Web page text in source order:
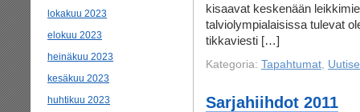
lokakuu 2023
elokuu 2023
heinäkuu 2023
kesäkuu 2023
huhtikuu 2023
kisaavat keskenään
talviolympialaisissa tulevat
tikkaviesti […]
Kategoria: Tapahtumat,
Sarjahiihdot 2011